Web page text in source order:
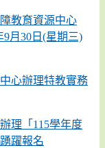
教育資源中心
9月30日(星期三)
心辦理特教實務
理「115學年度
躍報名